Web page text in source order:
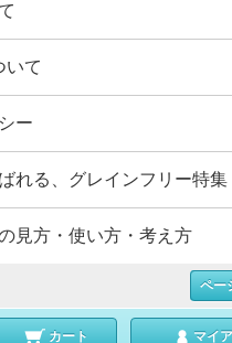
いて
ー
れる、グレインフリー特集
見方・使い方・考え方
ペー
カート マイ